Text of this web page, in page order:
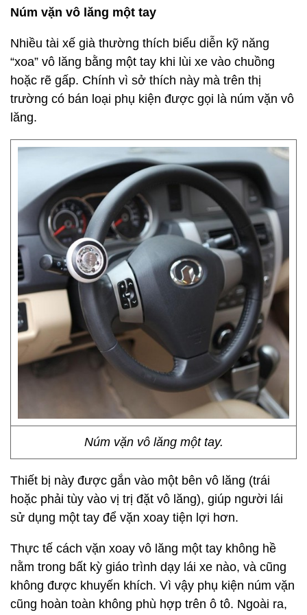
Núm vặn vô lăng một tay
Nhiều tài xế già thường thích biểu diễn kỹ năng
“xoa” vô lăng bằng một tay khi lùi xe vào chuồng
hoặc rẽ gấp. Chính vì sở thích này mà trên thị
trường có bán loại phụ kiện được gọi là núm vặn vô
lăng.
Núm vặn vô lăng một tay.
Thiết bị này được gắn vào một bên vô lăng (trái
hoặc phải tùy vào vị trị đặt vô lăng), giúp người lái
sử dụng một tay để vặn xoay tiện lợi hơn.
Thực tế cách vặn xoay vô lăng một tay không hề
nằm trong bất kỳ giáo trình dạy lái xe nào, và cũng
không được khuyến khích. Vì vậy phụ kiện núm vặn
cũng hoàn toàn không phù hợp trên ô tô. Ngoài ra,